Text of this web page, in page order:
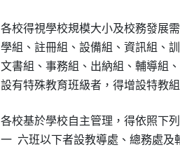
各校得視學校規模大小及校務發展
學組、註冊組、設備組、資訊組、
文書組、事務組、出納組、輔導組
設有特殊教育班級者，得增設特教
各校基於學校自主管理，得依照下
一  六班以下者設教導處、總務處及